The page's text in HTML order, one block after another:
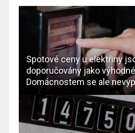
Spotové ceny u elektřiny
doporučovány jako
Domácnostem se ale